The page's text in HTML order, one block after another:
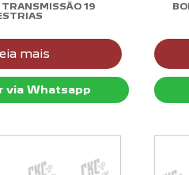
TRANSMISSÃO 19
mais
via Whatsapp